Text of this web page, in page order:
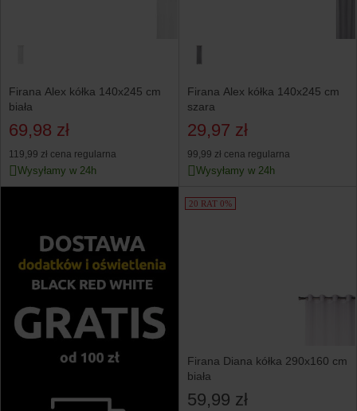
Firana Alex kółka 140x245 cm
biała
69,98 zł
119,99 zł cena regularna
Wysyłamy w 24h
Firana Alex kółka 140x245 cm
szara
29,97 zł
99,99 zł cena regularna
Wysyłamy w 24h
20 RAT 0%
Firana Diana kółka 290x160 cm
biała
59,99 zł